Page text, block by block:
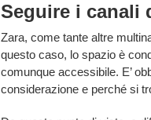
Seguire i canali
Zara, come tante altre
questo caso, lo spazio è
comunque accessibile. E’
considerazione e perché si